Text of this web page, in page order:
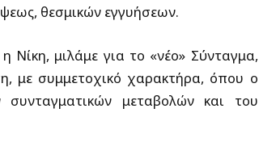
θεσμικών εγγυήσεων.
Νίκη, μιλάμε για το «νέο» Σύνταγμα,
με συμμετοχικό χαρακτήρα, όπου ο
μεταβολών και του